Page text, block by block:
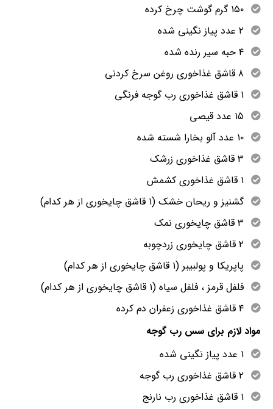
۱۵۰ گرم گوشت چرخ کرده
۲ عدد پیاز نگینی شده
۴ حبه سیر رنده شده
۸ قاشق غذاخوری روغن سرخ کردنی
۱ قاشق غذاخوری رب گوجه فرنگی
۱۵ عدد قیصی
۱۰ عدد آلو بخارا شسته شده
۳ قاشق غذاخوری زرشک
۱ قاشق غذاخوری کشمش
گشنیز و ریحان خشک (۱ قاشق چایخوری از هر کدام)
۳ قاشق چایخوری نمک
۲ قاشق چایخوری زردچوبه
پاپریکا و پولبیبر (۱ قاشق چایخوری از هر کدام)
فلفل قرمز ، فلفل سیاه (۱ قاشق چایخوری از هر کدام)
۴ قاشق غذاخوری زعفران دم کرده
مواد لازم برای سس رب گوجه
۱ عدد پیاز نگینی شده
۲ قاشق غذاخوری رب گوجه
۱ قاشق غذاخوری رب نارنج